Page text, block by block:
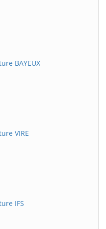
BAYEUX
VIRE
IFS